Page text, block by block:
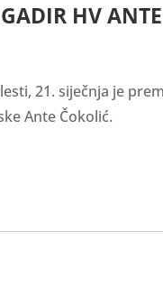
HV
21. siječnja je
Ante Čokolić.